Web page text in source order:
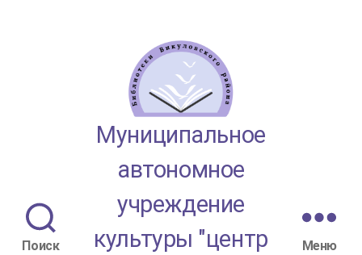
Поиск
МАУК
"ЦКД
района"
Муниципальное
автономное
учреждение
культуры "центр
Меню